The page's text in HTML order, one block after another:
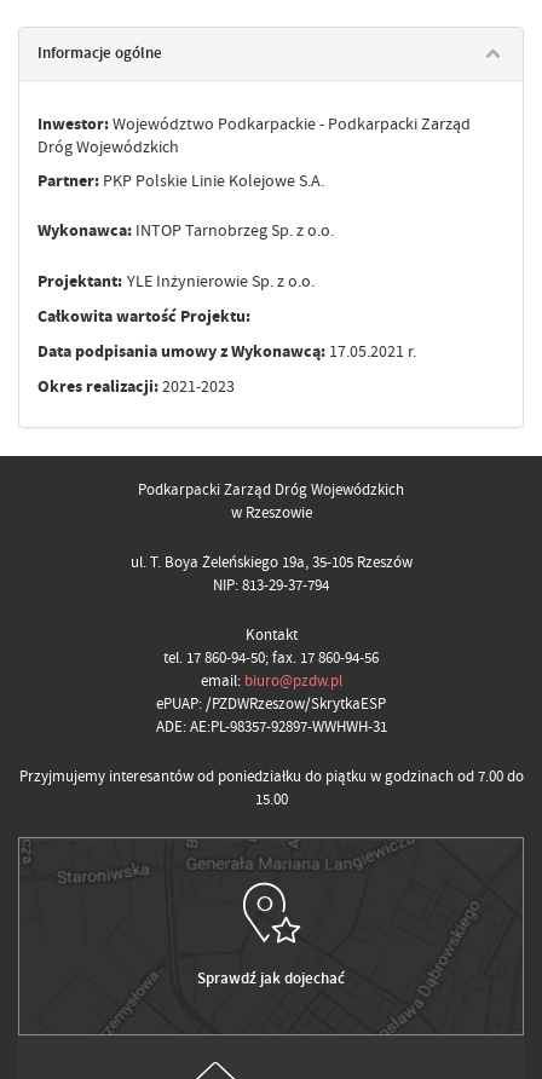
Informacje ogólne
Inwestor:Województwo Podkarpackie - Podkarpacki Zarząd
Dróg Wojewódzkich
Partner: PKP Polskie Linie Kolejowe S.A.
Wykonawca: INTOP Tarnobrzeg Sp. z o.o.
Projektant: YLE Inżynierowie Sp. z o.o.
Całkowita wartość Projektu:
Data podpisania umowy z Wykonawcą: 17.05.2021 r.
Okres realizacji:2021-2023
Podkarpacki Zarząd Dróg Wojewódzkich
w Rzeszowie
ul. T. Boya Żeleńskiego 19a, 35-105 Rzeszów
NIP: 813-29-37-794
Kontakt
tel. 17 860-94-50; fax. 17 860-94-56
email: biuro@pzdw.pl
ePUAP: /PZDWRzeszow/SkrytkaESP
ADE: AE:PL-98357-92897-WWHWH-31
Przyjmujemy interesantów od poniedziałku do piątku w godzinach od 7.00 do
15.00
Sprawdź jak dojechać